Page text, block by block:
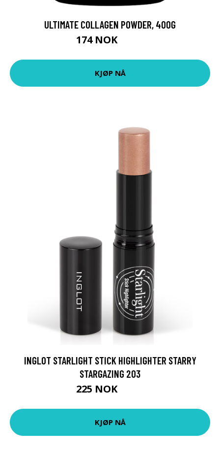
ULTIMATE COLLAGEN POWDER, 400G
174 NOK
KJØP NÅ
INGLOT STARLIGHT STICK HIGHLIGHTER STARRY
STARGAZING 203
225 NOK
KJØP NÅ